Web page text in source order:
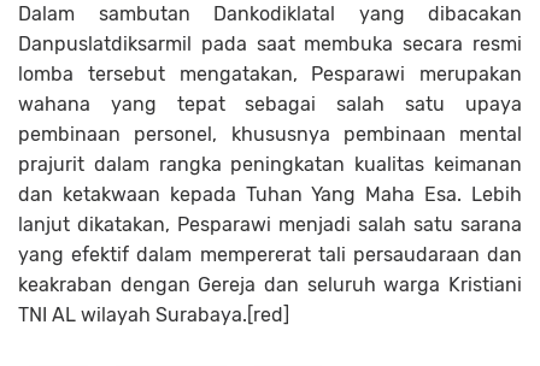
Dalam sambutan Dankodiklatal yang dibacakan
Danpuslatdiksarmil pada saat membuka secara resmi
lomba tersebut mengatakan, Pesparawi merupakan
wahana yang tepat sebagai salah satu upaya
pembinaan personel, khususnya pembinaan mental
prajurit dalam rangka peningkatan kualitas keimanan
dan ketakwaan kepada Tuhan Yang Maha Esa. Lebih
lanjut dikatakan, Pesparawi menjadi salah satu sarana
yang efektif dalam mempererat tali persaudaraan dan
keakraban dengan Gereja dan seluruh warga Kristiani
TNI AL wilayah Surabaya.[red]